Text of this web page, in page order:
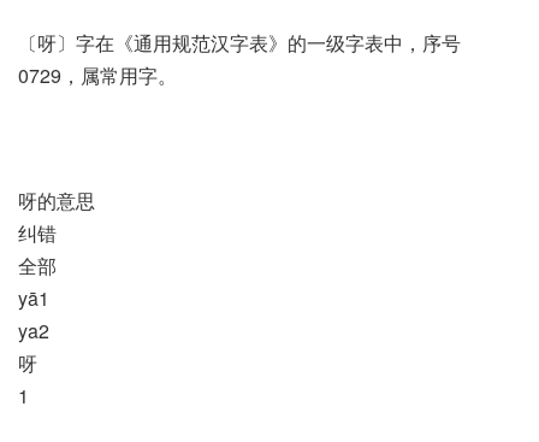
〔呀〕字在《通用规范汉字表》的一级字表中，序号
0729，属常用字。
呀的意思
纠错
全部
yā1
ya2
呀
1